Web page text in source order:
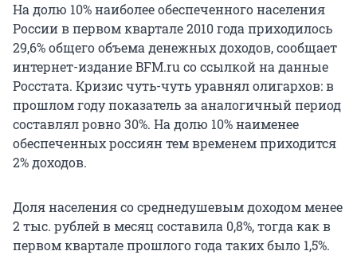
На долю 10% наиболее обеспеченного населения
России в первом квартале 2010 года приходилось
29,6% общего объема денежных доходов, сообщает
интернет-издание BFM.ru со ссылкой на данные
Росстата. Кризис чуть-чуть уравнял олигархов: в
прошлом году показатель за аналогичный период
составлял ровно 30%. На долю 10% наименее
обеспеченных россиян тем временем приходится
2% доходов.
Доля населения со среднедушевым доходом менее
2 тыс. рублей в месяц составила 0,8%, тогда как в
первом квартале прошлого года таких было 1,5%.